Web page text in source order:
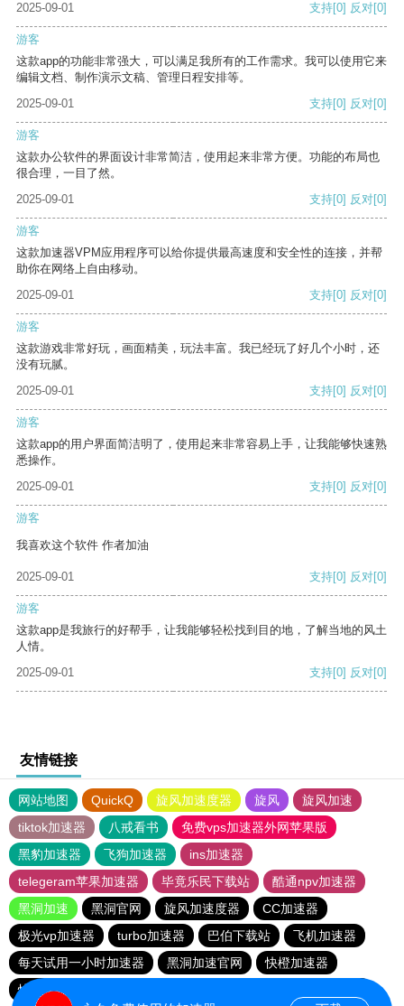
2025-09-01 支持[0] 反对[0]
游客
这款app的功能非常强大，可以满足我所有的工作需求。我可以使用它来
编辑文档、制作演示文稿、管理日程安排等。
2025-09-01
支持[0] 反对[0]
游客
这款办公软件的界面设计非常简洁，使用起来非常方便。功能的布局也
很合理，一目了然。
2025-09-01
支持[0] 反对[0]
游客
这款加速器VPM应用程序可以给你提供最高速度和安全性的连接，并帮
助你在网络上自由移动。
2025-09-01
支持[0] 反对[0]
游客
这款游戏非常好玩，画面精美，玩法丰富。我已经玩了好几个小时，还
没有玩腻。
2025-09-01
支持[0] 反对[0]
游客
这款app的用户界面简洁明了，使用起来非常容易上手，让我能够快速熟
悉操作。
2025-09-01
支持[0] 反对[0]
游客
我喜欢这个软件 作者加油
2025-09-01 支持[0] 反对[0]
游客
这款app是我旅行的好帮手，让我能够轻松找到目的地，了解当地的风土
人情。
2025-09-01
支持[0] 反对[0]
友情链接
网站地图 QuickQ 旋风加速度器 旋风
旋风加速
tiktok加速器
八戒看书
免费vps加速器外网苹果版
黑豹加速器
飞狗加速器
ins加速器
telegeram苹果加速器
毕竟乐民下载站
酷通npv加速器
黑洞加速
黑洞官网 旋风加速度器
CC加速器
极光vp加速器
turbo加速器 巴伯下载站
飞机加速器
每天试用一小时加速器
黑洞加速官网
快橙加速器
快联加速器